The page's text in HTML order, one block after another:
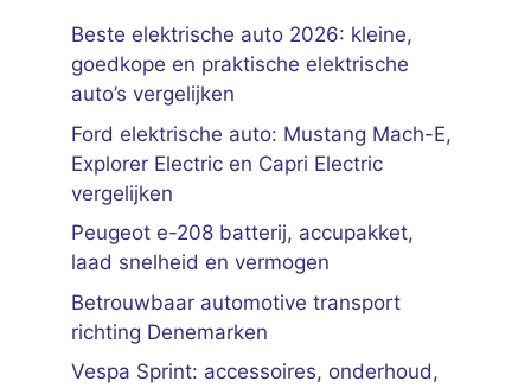
Beste elektrische auto 2026: kleine,
goedkope en praktische elektrische
auto’s vergelijken
Ford elektrische auto: Mustang Mach-E,
Explorer Electric en Capri Electric
vergelijken
Peugeot e-208 batterij, accupakket,
laad snelheid en vermogen
Betrouwbaar automotive transport
richting Denemarken
Vespa Sprint: accessoires, onderhoud,